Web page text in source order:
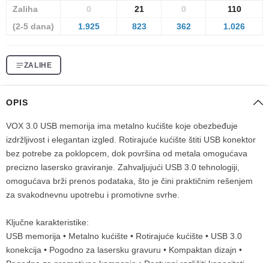
Zaliha
0 21 0
110
(2-5 dana)
1.925 823 362 1.026
ZALIHE
OPIS
VOX 3.0 USB memorija ima metalno kućište koje obezbeđuje
izdržljivost i elegantan izgled. Rotirajuće kućište štiti USB konektor
bez potrebe za poklopcem, dok površina od metala omogućava
precizno lasersko graviranje. Zahvaljujući USB 3.0 tehnologiji,
omogućava brži prenos podataka, što je čini praktičnim rešenjem
za svakodnevnu upotrebu i promotivne svrhe.
Ključne karakteristike:
USB memorija • Metalno kućište • Rotirajuće kućište • USB 3.0
konekcija • Pogodno za lasersku gravuru • Kompaktan dizajn •